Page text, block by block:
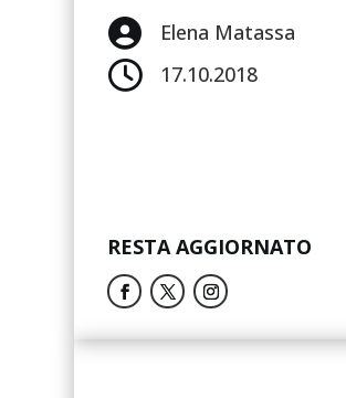
 Elena Matassa
 17.10.2018
RESTA AGGIORNATO